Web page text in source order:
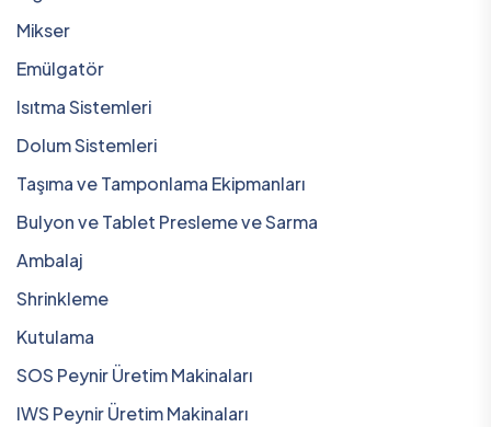
Mikser
Emülgatör
Isıtma Sistemleri
Dolum Sistemleri
Taşıma ve Tamponlama Ekipmanları
Bulyon ve Tablet Presleme ve Sarma
Ambalaj
Shrinkleme
Kutulama
SOS Peynir Üretim Makinaları
IWS Peynir Üretim Makinaları